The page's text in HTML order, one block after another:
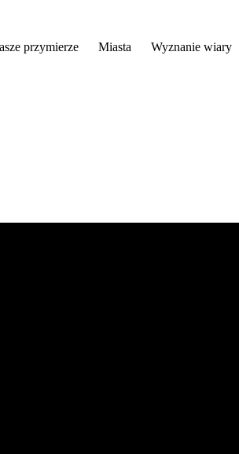
przymierze Miasta Wyznanie wiary